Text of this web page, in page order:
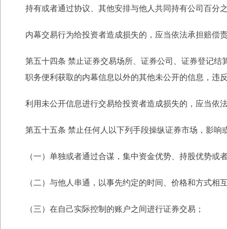
持有或者通过协议、其他安排与他人共同持有公司百分
内幕交易行为给投资者造成损失的，应当依法承担赔偿
第五十四条 禁止证券交易场所、证券公司、证券登记
职务便利获取的内幕信息以外的其他未公开的信息，违
利用未公开信息进行交易给投资者造成损失的，应当依
第五十五条 禁止任何人以下列手段操纵证券市场，影响
（一）单独或者通过合谋，集中资金优势、持股优势或
（二）与他人串通，以事先约定的时间、价格和方式相
（三）在自己实际控制的账户之间进行证券交易；